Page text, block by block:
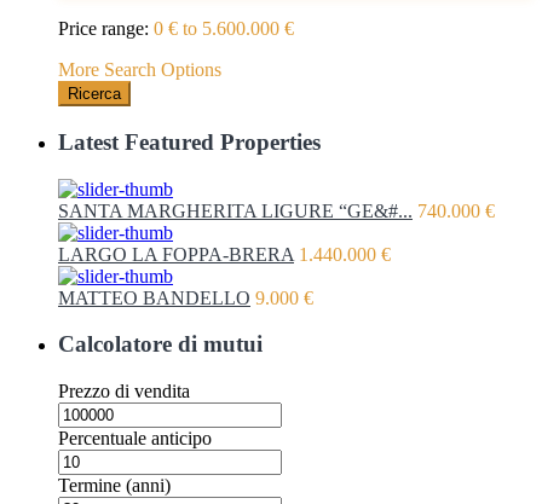
Price range: 0 € to 5.600.000 €
More Search Options
Ricerca
Latest Featured Properties
SANTA MARGHERITA LIGURE “GE&#... 740.000 €
LARGO LA FOPPA-BRERA 1.440.000 €
MATTEO BANDELLO 9.000 €
Calcolatore di mutui
Prezzo di vendita
Percentuale anticipo
Termine (anni)